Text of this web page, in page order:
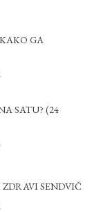
GA
SATU? (24
SENDVIČ